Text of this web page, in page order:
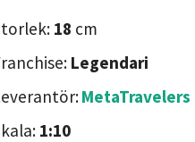
18 cm
Legendari
MetaTravelers
1:10